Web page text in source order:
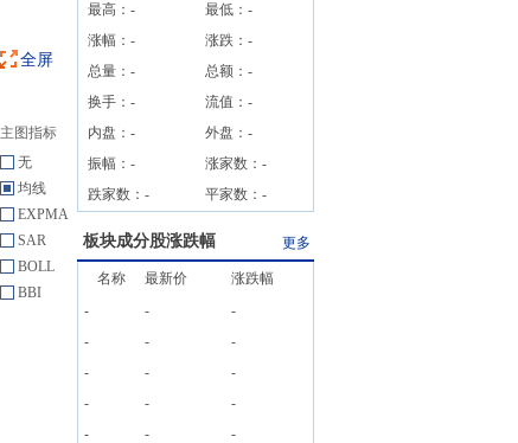
全屏
主图指标
无
均线
EXPMA
SAR
BOLL
BBI
最高： - 最低： -
涨幅： - 涨跌： -
总量： - 总额： -
换手： - 流值： -
内盘： - 外盘： -
振幅： - 涨家数： -
跌家数： - 平家数： -
板块成分股涨跌幅 更多
名称 最新价
涨跌幅
-
-
-
-
-
-
-
-
-
-
-
-
-
-
-